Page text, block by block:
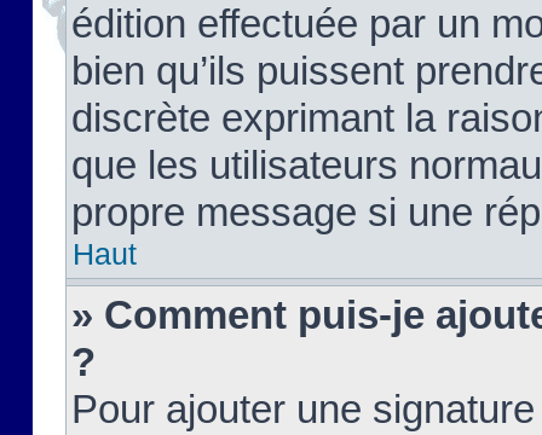
édition effectuée par un
bien qu’ils puissent
discrète exprimant la
que les utilisateurs
propre message si une
Haut
» Comment puis-je
?
Pour ajouter une